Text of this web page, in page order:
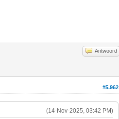
Antwoord
#5.962
(14-Nov-2025, 03:42 PM)